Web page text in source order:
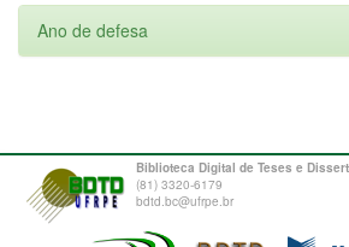
Ano de defesa
Biblioteca Digital de Teses e
(81) 3320-6179
bdtd.bc@ufrpe.br